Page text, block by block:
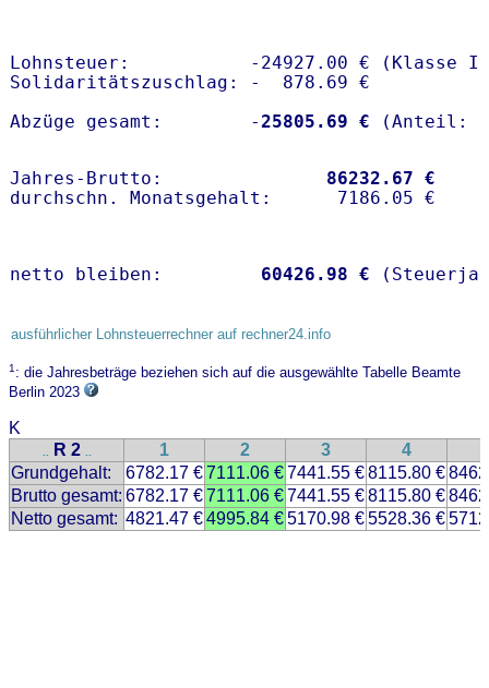
Lohnsteuer:           -24927.00 € (Klasse I)
Solidaritätszuschlag: -  878.69 €
Abzüge gesamt:        -25805.69 €
Jahres-Brutto: 86232.67 €
netto bleiben: 60426.98 €
ausführlicher Lohnsteuerrechner auf rechner24.info
1: die Jahresbeträge beziehen sich auf die ausgewählte Tabelle Beamte
Berlin 2023
K
.. R 2 .. 1 2 3 4
Grundgehalt:
6782.17 €7111.06 €7441.55 €8115.80 €
Brutto gesamt: 6782.17 €7111.06 €7441.55 €8115.80 €
Netto gesamt: 4821.47 €4995.84 €5170.98 €5528.36 €